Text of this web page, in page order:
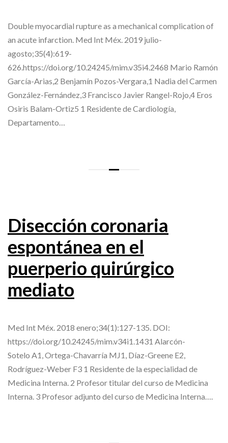
Double myocardial rupture as a mechanical complication of
an acute infarction. Med Int Méx. 2019 julio-
agosto;35(4):619-
626.https://doi.org/10.24245/mim.v35i4.2468 Mario Ramón
García-Arias,2 Benjamín Pozos-Vergara,1 Nadia del Carmen
González-Fernández,3 Francisco Javier Rangel-Rojo,4 Eros
Osiris Balam-Ortiz5 1 Residente de Cardiología,
Departamento…
Disección coronaria
espontánea en el
puerperio quirúrgico
mediato
Med Int Méx. 2018 enero;34(1):127-135. DOI:
https://doi.org/10.24245/mim.v34i1.1431 Alarcón-
Sotelo A1, Ortega-Chavarría MJ1, Díaz-Greene E2,
Rodríguez-Weber F3 1 Residente de la especialidad de
Medicina Interna. 2 Profesor titular del curso de Medicina
Interna. 3 Profesor adjunto del curso de Medicina Interna….